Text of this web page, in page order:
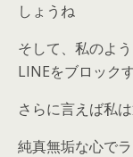
しょうね
そして、私のよ
LINEをブロック
さらに言えば私
純真無垢な心で